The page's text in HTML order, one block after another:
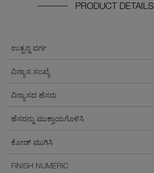
PRODUCT DETAILS
ಉತ್ಪನ್ನ ವರ್ಗ
ವಿನ್ಯಾಸ ಸಂಖ್ಯೆ
ವಿನ್ಯಾಸದ ಹೆಸರು
ಹೆಸರನ್ನು ಮುಕ್ತಾಯಗೊಳಿಸಿ
ಕೋಡ್ ಮುಗಿಸಿ
FINISH NUMERIC